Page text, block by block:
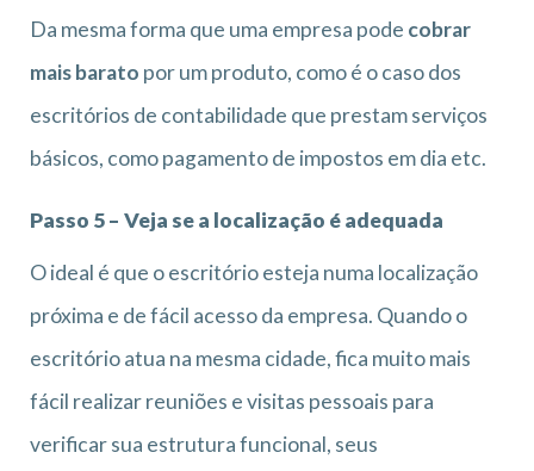
Da mesma forma que uma empresa pode cobrar
mais barato por um produto, como é o caso dos
escritórios de contabilidade que prestam serviços
básicos, como pagamento de impostos em dia etc.
Passo 5 – Veja se a localização é adequada
O ideal é que o escritório esteja numa localização
próxima e de fácil acesso da empresa. Quando o
escritório atua na mesma cidade, fica muito mais
fácil realizar reuniões e visitas pessoais para
verificar sua estrutura funcional, seus